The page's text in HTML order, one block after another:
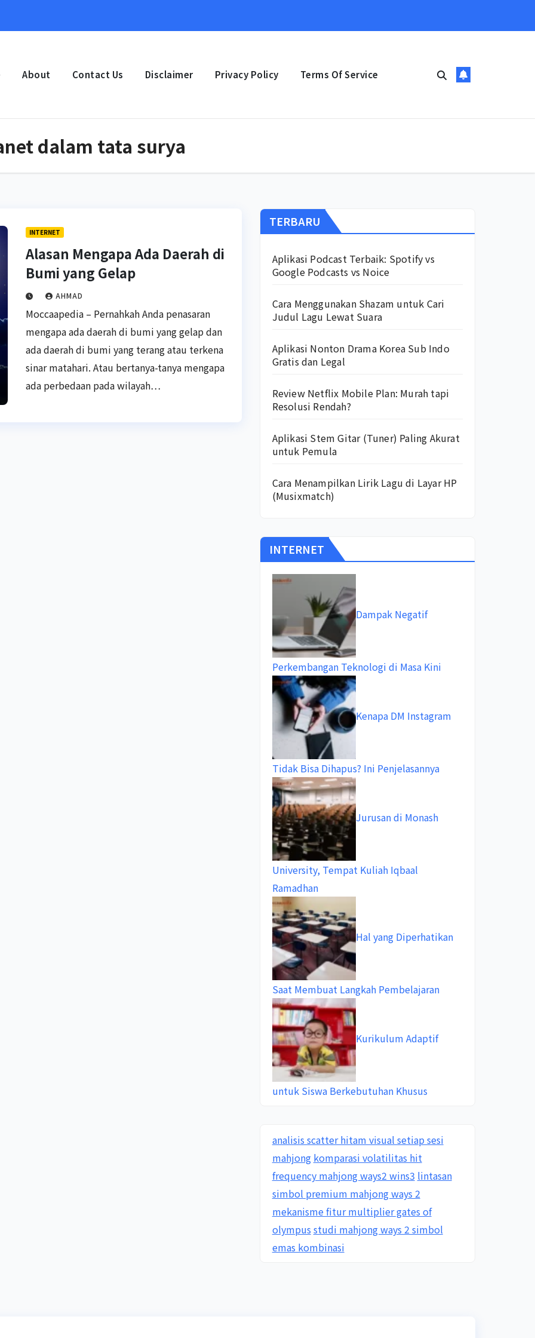
About Contact Us Disclaimer Privacy Policy Terms Of Service
dalam tata surya
INTERNET
Alasan Mengapa Ada Daerah di
Bumi yang Gelap
AHMAD
Moccaapedia – Pernahkah Anda penasaran
mengapa ada daerah di bumi yang gelap dan
ada daerah di bumi yang terang atau terkena
sinar matahari. Atau bertanya-tanya mengapa
ada perbedaan pada wilayah…
TERBARU
Aplikasi Podcast Terbaik: Spotify vs
Google Podcasts vs Noice
Cara Menggunakan Shazam untuk Cari
Judul Lagu Lewat Suara
Aplikasi Nonton Drama Korea Sub Indo
Gratis dan Legal
Review Netflix Mobile Plan: Murah tapi
Resolusi Rendah?
Aplikasi Stem Gitar (Tuner) Paling Akurat
untuk Pemula
Cara Menampilkan Lirik Lagu di Layar HP
(Musixmatch)
INTERNET
Dampak Negatif
Perkembangan Teknologi di Masa Kini
Kenapa DM Instagram
Tidak Bisa Dihapus? Ini Penjelasannya
Jurusan di Monash
University, Tempat Kuliah Iqbaal
Ramadhan
Hal yang Diperhatikan
Saat Membuat Langkah Pembelajaran
Kurikulum Adaptif
untuk Siswa Berkebutuhan Khusus
analisis scatter hitam visual setiap sesi
mahjong komparasi volatilitas hit
frequency mahjong ways2 wins3 lintasan
simbol premium mahjong ways 2
mekanisme fitur multiplier gates of
olympus studi mahjong ways 2 simbol
emas kombinasi